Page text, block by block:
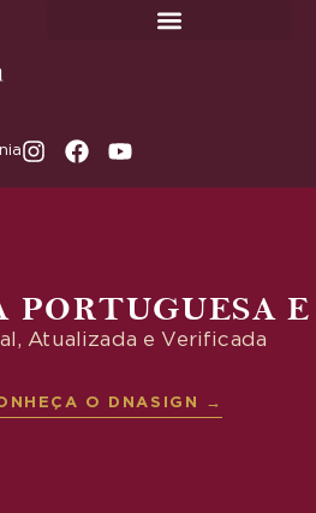
PORTUGUESA
Atualizada e Verificada
O DNASIGN →